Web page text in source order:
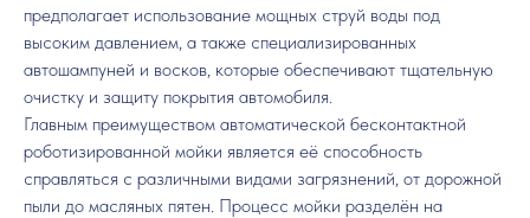
предполагает использование мощных струй воды под
высоким давлением, а также специализированных
автошампуней и восков, которые обеспечивают тщательную
очистку и защиту покрытия автомобиля.
Главным преимуществом автоматической бесконтактной
роботизированной мойки является её способность
справляться с различными видами загрязнений, от дорожной
пыли до масляных пятен. Процесс мойки разделён на